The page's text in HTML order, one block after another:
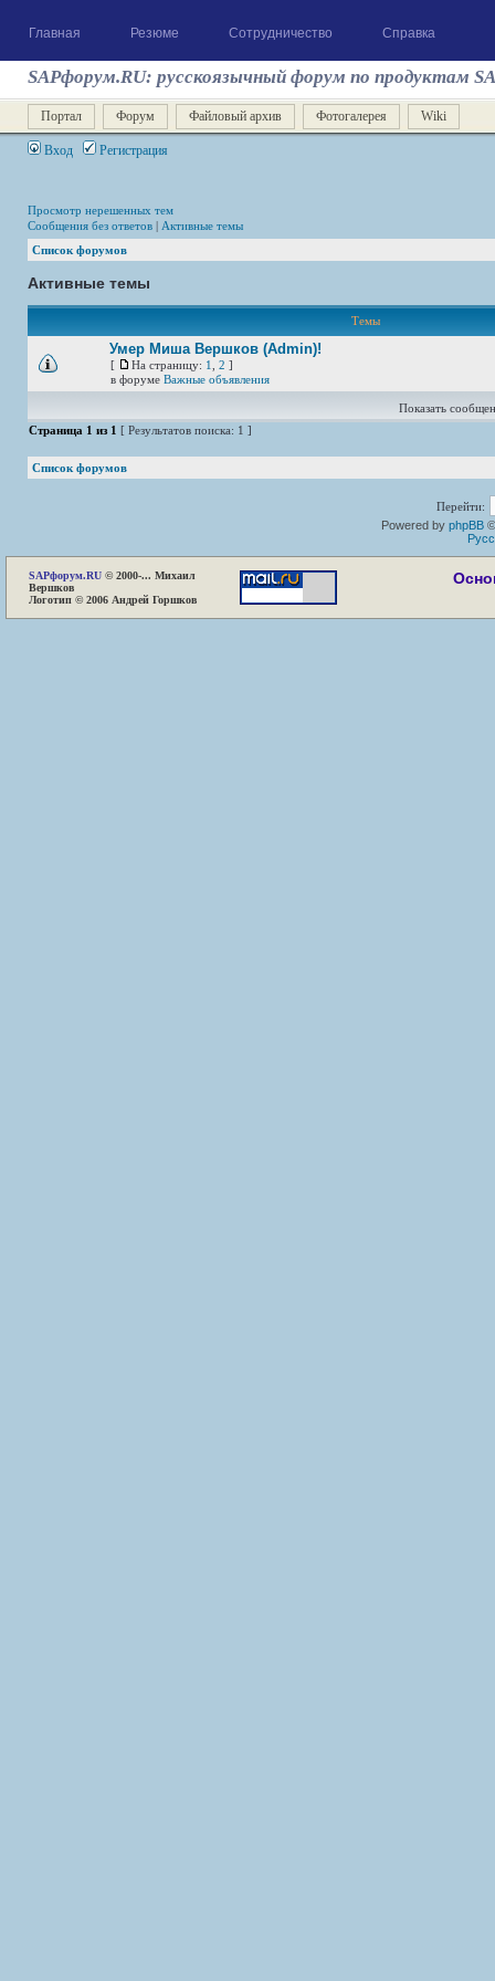
Главная Резюме Сотрудничество Справка
SAPфорум.RU: русскоязычный форум по продуктам
Портал Форум Файловый архив Фотогалерея Wiki
Вход Регистрация
Просмотр нерешенных тем
Сообщения без ответов | Активные темы
Список форумов
Активные темы
Темы
Умер Миша Вершков (Admin)!
[ На страницу: 1 2 ]
в форуме Важные объявления
Показать
Страница 1 из 1 [ Результатов поиска: 1 ]
Список форумов
Перейти:
Powered by phpBB
SAPфорум.RU © 2000-... Михаил
Вершков
Логотип © 2006 Андрей Горшков